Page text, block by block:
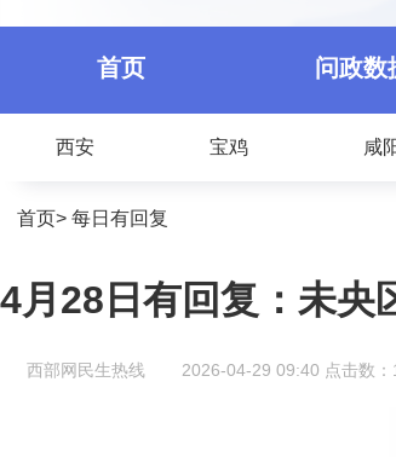
首页 问政数
西安 宝鸡 咸
首页> 每日有回复
4月28日有回复：未央
西部网民生热线 2026-04-29 09:40 点击数：